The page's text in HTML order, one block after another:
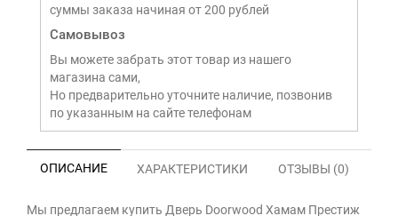
суммы заказа начиная от 200 рублей
Самовывоз
Вы можете забрать этот товар из нашего
магазина сами,
Но предварительно уточните наличие, позвонив
по указанным на сайте телефонам
ОПИСАНИЕ ХАРАКТЕРИСТИКИ ОТЗЫВЫ (0)
Мы предлагаем купить Дверь Doorwood Хамам Престиж